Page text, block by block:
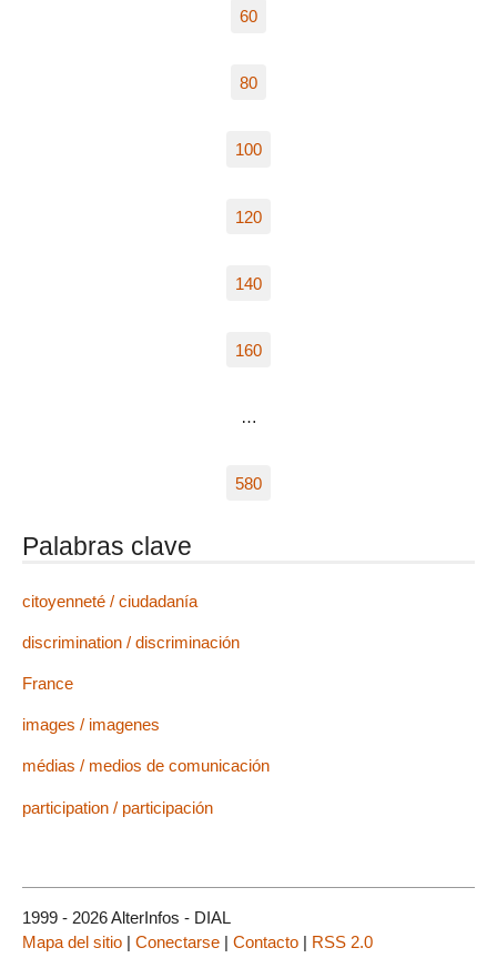
60
80
100
120
140
160
…
580
Palabras clave
citoyenneté / ciudadanía
discrimination / discriminación
France
images / imagenes
médias / medios de comunicación
participation / participación
1999 - 2026 AlterInfos - DIAL
Mapa del sitio | Conectarse | Contacto | RSS 2.0